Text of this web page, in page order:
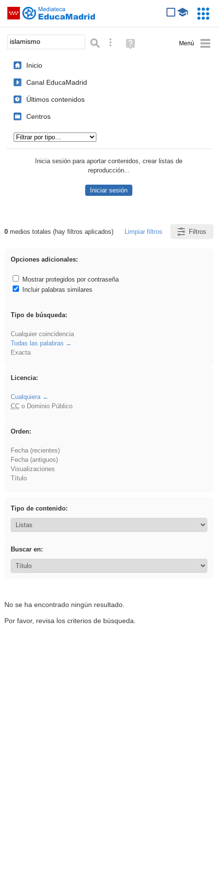
Saltar navegación
Palabra o frase: Búsqueda avanzada
Ayuda
(en
Inicio
Canal EducaMadrid
Últimos contenidos
Centros
Inicia sesión para aportar contenidos, crear listas de
reproducción...
Iniciar sesión
Resultados de: islamismo
0medios totales (hay filtros aplicados) Limpiar filtros Filtros
Opciones adicionales:
Mostrar protegidos por contraseña
Incluir palabras similares
Tipo de búsqueda:
Cualquier coincidencia
Todas las palabras
Exacta
Licencia:
Cualquiera
CCo Dominio Público
Orden:
Fecha (recientes)
Fecha (antiguos)
Visualizaciones
Título
Tipo de contenido:
Buscar en:
No se ha encontrado ningún resultado.
Por favor, revisa los criterios de búsqueda.